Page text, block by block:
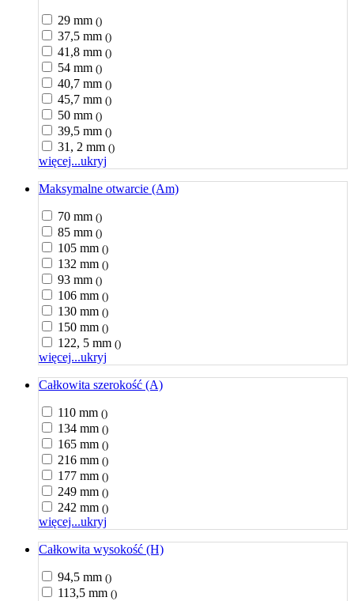
29 mm ()
37,5 mm ()
41,8 mm ()
54 mm ()
40,7 mm ()
45,7 mm ()
50 mm ()
39,5 mm ()
31, 2 mm ()
więcej...ukryj
Maksymalne otwarcie (Am)
70 mm ()
85 mm ()
105 mm ()
132 mm ()
93 mm ()
106 mm ()
130 mm ()
150 mm ()
122, 5 mm ()
więcej...ukryj
Całkowita szerokość (A)
110 mm ()
134 mm ()
165 mm ()
216 mm ()
177 mm ()
249 mm ()
242 mm ()
więcej...ukryj
Całkowita wysokość (H)
94,5 mm ()
113,5 mm ()